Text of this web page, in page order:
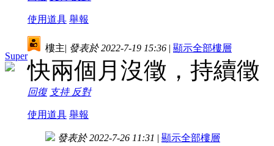
使用道具 舉報
Super
樓主| 發表於 2022-7-19 15:36 | 顯示全部樓層
快兩個月沒徵，持續徵
回復 支持 反對
使用道具 舉報
發表於 2022-7-26 11:31 | 顯示全部樓層